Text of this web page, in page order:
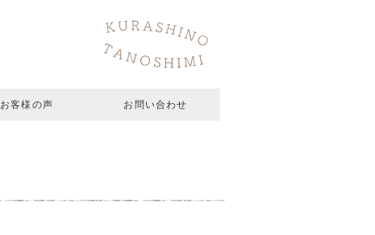
お客様の声 お問い合わせ